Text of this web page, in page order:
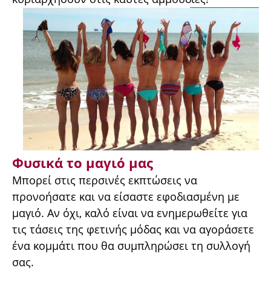
Φυσικά το μαγιό μας
Μπορεί στις περσινές εκπτώσεις να
προνοήσατε και να είσαστε εφοδιασμένη με
μαγιό. Αν όχι, καλό είναι να ενημερωθείτε για
τις τάσεις της φετινής μόδας και να αγοράσετε
ένα κομμάτι που θα συμπληρώσει τη συλλογή
σας.